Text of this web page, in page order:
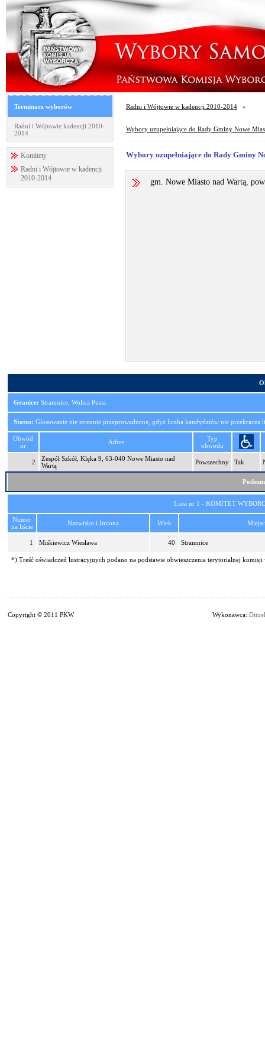
Terminarz wyborów
Radni i Wójtowie kadencji 2010-
2014
Komitety
Radni i Wójtowie w kadencji
2010-2014
Radni i Wójtowie w kadencji 2010-2014 »
Wybory uzupełniające do Rady Gminy Nowe
Wybory uzupełniające do Rady Gminy
gm. Nowe Miasto nad Wartą,
Granice: Stramnice, Wolica Pusta
Status: Głosowanie nie zostanie przeprowadzone, gdyż liczba kandydatów nie
Obwód
nr
Adres
Typ
obwodu
2
Zespół Szkół, Klęka 9, 63-040 Nowe Miasto nad
Wartą
Powszechny Tak
Lista nr 1 - KOMITET
Numer
na liście
Nazwisko i Imiona Wiek
1 Miśkiewicz Wiesława 40 Stramnice
*) Treść oświadczeń lustracyjnych podano na podstawie obwieszczenia terytorialnej komisji
Copyright © 2011 PKW Wykonawca: